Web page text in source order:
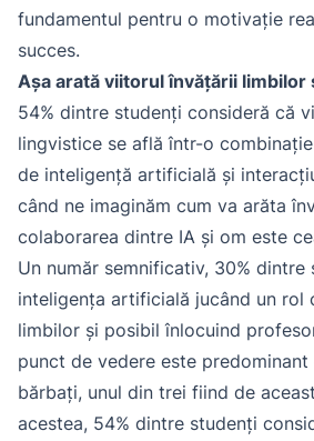
fundamentul pentru o motivație
succes.
Așa arată viitorul învățării limbilor
54% dintre studenți consideră că
lingvistice se află într-o
de inteligență artificială și
când ne imaginăm cum va arăta
colaborarea dintre IA și om este
Un număr semnificativ, 30% dintre
inteligența artificială jucând un rol
limbilor și posibil înlocuind
punct de vedere este
bărbați, unul din trei fiind de
acestea, 54% dintre studenți